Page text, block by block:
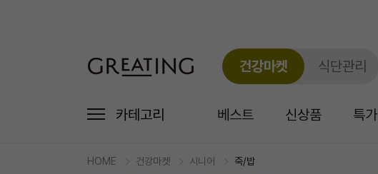
건강마켓 식단관리
카테고리 베스트 신상품 특가
HOME 건강마켓 시니어 죽/밥